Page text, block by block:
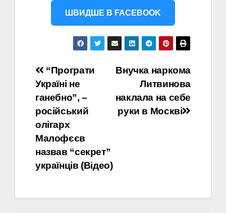
ШВИДШЕ В FACEBOOK
Навігація
записів
Внучка наркома
Литвинова
наклала на себе
руки в Москві
“Програти
Україні не
ганебно”, –
російський
олігарх
Малофєєв
назвав “секрет”
українців (Відео)